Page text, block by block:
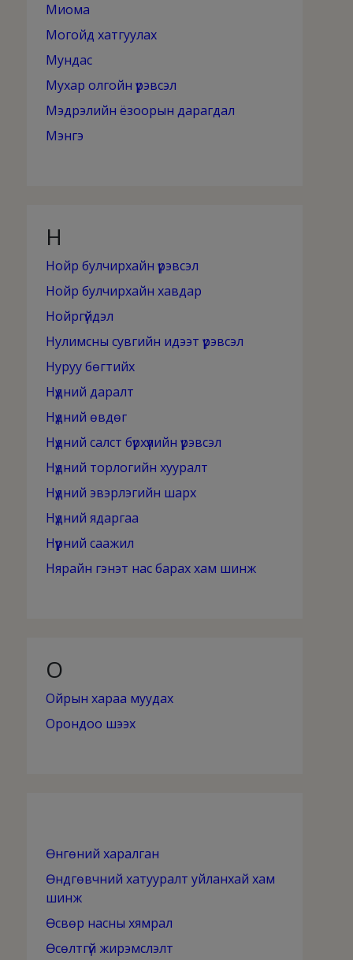
Миома
Могойд хатгуулах
Мундас
Мухар олгойн үрэвсэл
Мэдрэлийн ёзоорын дарагдал
Мэнгэ
Н
Нойр булчирхайн үрэвсэл
Нойр булчирхайн хавдар
Нойргүйдэл
Нулимсны сувгийн идээт үрэвсэл
Нуруу бөгтийх
Нүдний даралт
Нүдний өвдөг
Нүдний салст бүрхүүлийн үрэвсэл
Нүдний торлогийн хууралт
Нүдний эвэрлэгийн шарх
Нүдний ядаргаа
Нүүрний саажил
Нярайн гэнэт нас барах хам шинж
О
Ойрын хараа муудах
Орондоо шээх
Өнгөний харалган
Өндгөвчний хатууралт уйланхай хам
шинж
Өсвөр насны хямрал
Өсөлтгүй жирэмслэлт